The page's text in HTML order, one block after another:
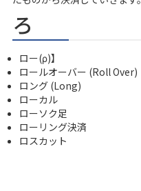
ろ
ロー(ρ)】
ロールオーバー (Roll Over)
ロング (Long)
ローカル
ローソク足
ローリング決済
ロスカット